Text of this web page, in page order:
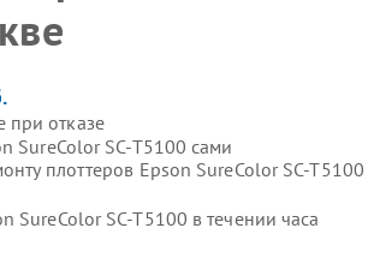
при отказе
SureColor SC-T5100 сами
плоттеров Epson SureColor SC-T5100
SureColor SC-T5100 в течении часа